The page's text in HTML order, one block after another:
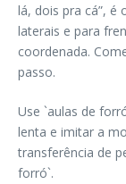
lá, dois pra cá”, é
laterais e para
coordenada.
passo.
Use `aulas de
lenta e imitar a
transferência de
forró`.